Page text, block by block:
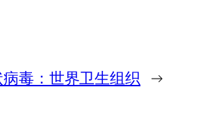
毒：世界卫生组织 →